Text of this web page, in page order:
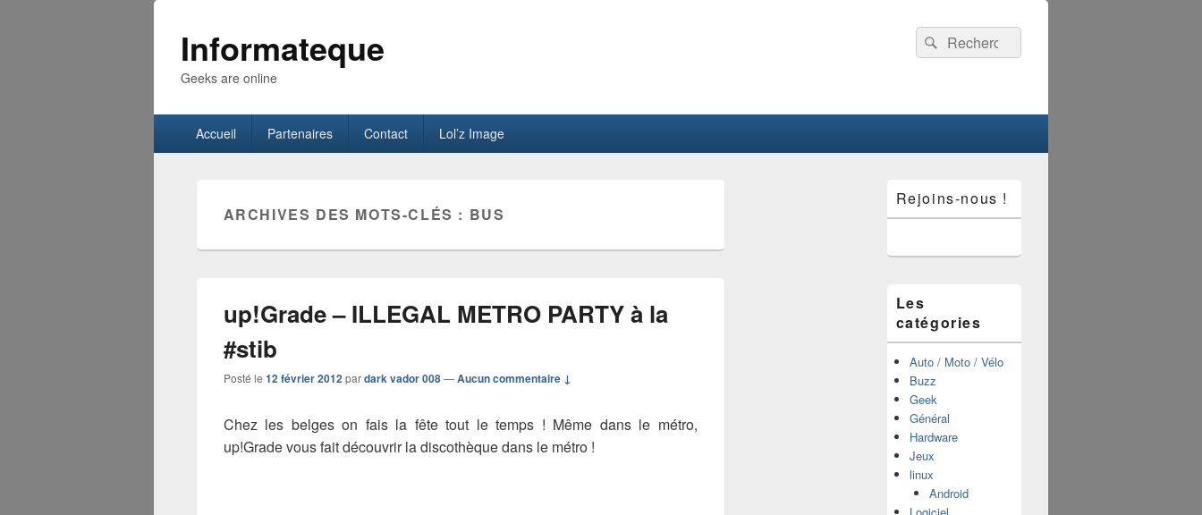
Informateque
Geeks are online
Recherche :
Rechercher
principalAccueil Partenaires Contact Lol’z Image
ARCHIVES DES MOTS-CLÉS : BUS
up!Grade – ILLEGAL METRO PARTY à la
#stib
Posté le 12 février 2012pardark vador 008—Aucun commentaire ↓
Chez les belges on fais la fête tout le temps ! Même dans le métro,
up!Grade vous fait découvrir la discothèque dans le métro !
principale
de
pour
latérale
Rejoins-nous !
Les
catégories
Auto / Moto / Vélo
Buzz
Geek
Général
Hardware
Jeux
linux
Android